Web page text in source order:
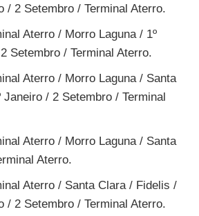
/ 2 Setembro / Terminal Aterro.
Aterro / Morro Laguna / 1º
Setembro / Terminal Aterro.
Aterro / Morro Laguna / Santa
Janeiro / 2 Setembro / Terminal
Aterro / Morro Laguna / Santa
Aterro.
Aterro / Santa Clara / Fidelis /
/ 2 Setembro / Terminal Aterro.